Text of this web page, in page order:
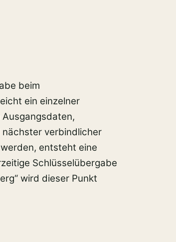
beim
ein einzelner
verbindlicher
entsteht eine
Schlüsselübergabe
wird dieser Punkt